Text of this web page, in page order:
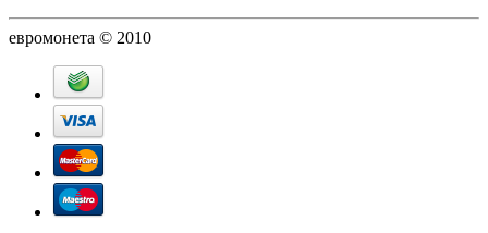
евромонета © 2010